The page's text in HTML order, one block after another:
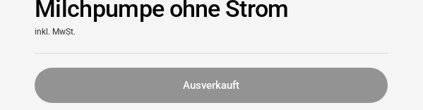
Milchpumpe ohne Strom
inkl. MwSt.
Ausverkauft